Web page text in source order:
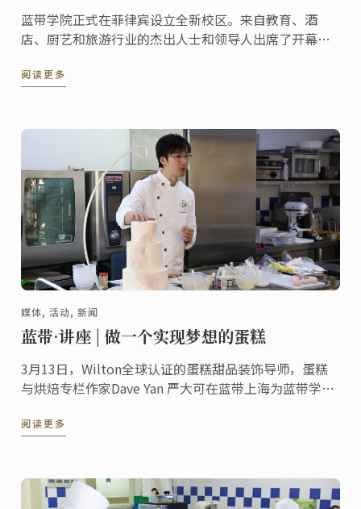
蓝带学院正式在菲律宾设立全新校区。来自教育、酒
店、厨艺和旅游行业的杰出人士和领导人出席了开幕
执行官Andre J. Cointreau主持开幕仪式。
阅读更多
媒体, 活动, 新闻
蓝带·讲座 | 做一个实现梦想的蛋糕
3月13日，Wilton全球认证的蛋糕甜品装饰导师，蛋糕
与烘焙专栏作家Dave Yan 严大可在蓝带上海为蓝带学员
阅读更多